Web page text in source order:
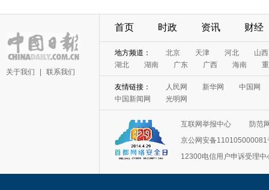
关于我们 联系我们
首页 时政 资讯 财经
地方频道： 北京 天津 河北
山西
湖北
湖南 广东 广西 海南
友情链接： 人民网 新华网
中国网
中国新闻网
光明网
互联网举报中心
防范
京公网安备110105000081
12300电信用户申诉受理中